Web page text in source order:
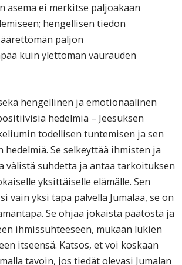
asema ei merkitse paljoakaan
hengellisen tiedon
paljon
kuin ylettömän vaurauden
hengellinen ja emotionaalinen
hedelmiä – Jeesuksen
todellisen tuntemisen ja sen
hedelmiä. Se selkeyttää ihmisten ja
välistä suhdetta ja antaa tarkoituksen
yksittäiselle elämälle. Sen
vain yksi tapa palvella Jumalaa, se on
Se ohjaa jokaista päätöstä ja
ihmissuhteeseen, mukaan lukien
itseensä. Katsos, et voi koskaan
tavoin, jos tiedät olevasi Jumalan